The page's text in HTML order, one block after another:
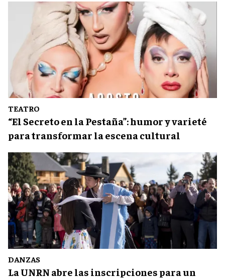
TEATRO
“El Secreto en la Pestaña”: humor y varieté
para transformar la escena cultural
DANZAS
La UNRN abre las inscripciones para un